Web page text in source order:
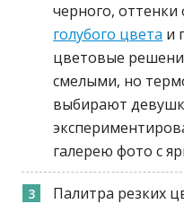
черного,
голубого цвета и
цветовые
смелыми, но
выбирают
галерею фото с
Палитра резких